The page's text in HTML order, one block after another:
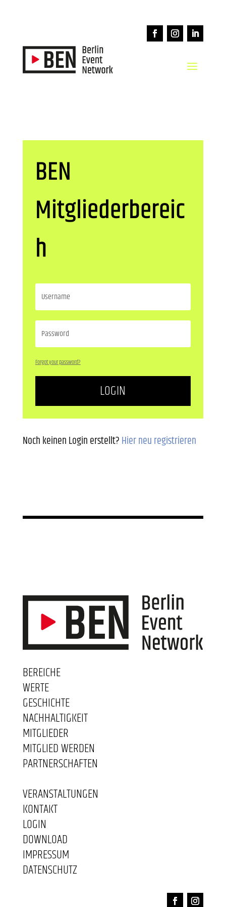
BEN
Mitgliederbereic
h
Forgot your password?
LOGIN
Noch keinen Login erstellt?Hier neu registrieren
BEREICHE
WERTE
GESCHICHTE
NACHHALTIGKEIT
MITGLIEDER
MITGLIED WERDEN
PARTNERSCHAFTEN
VERANSTALTUNGEN
KONTAKT
LOGIN
DOWNLOAD
IMPRESSUM
DATENSCHUTZ